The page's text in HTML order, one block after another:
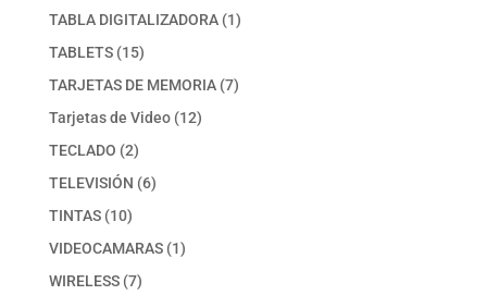
producto
TABLA DIGITALIZADORA 11
TABLETS 1515
productos
TARJETAS DE MEMORIA 77
Tarjetas de Video 1212
TECLADO 22
productos
TELEVISIÓN 66
TINTAS 1010
productos
VIDEOCAMARAS 11
WIRELESS 77